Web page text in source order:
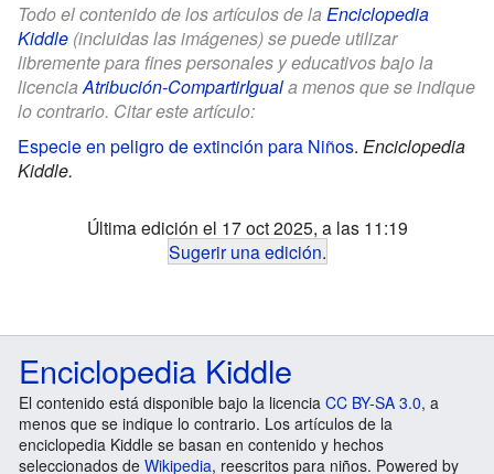
Todo el contenido de los artículos de la Enciclopedia
Kiddle (incluidas las imágenes) se puede utilizar
libremente para fines personales y educativos bajo la
licenciaAtribución-CompartirIguala menos que se indique
lo contrario. Citar este artículo:
Especie en peligro de extinción para Niños. Enciclopedia
Kiddle.
Última edición el 17 oct 2025, a las 11:19
Sugerir una edición.
Enciclopedia Kiddle
El contenido está disponible bajo la licencia CC BY-SA 3.0, a
menos que se indique lo contrario. Los artículos de la
enciclopedia Kiddle se basan en contenido y hechos
seleccionados de Wikipedia, reescritos para niños. Powered by